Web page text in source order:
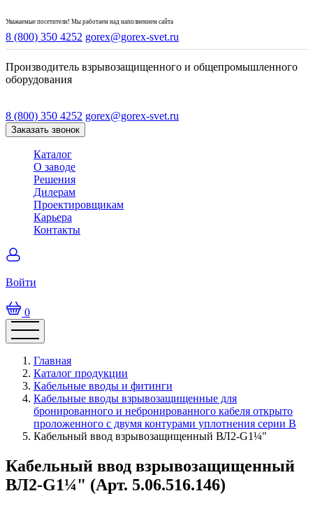
Уважаемые посетители! Мы работаем над наполнением сайта
8 (800) 350 4252 gorex@gorex-svet.ru
Производитель взрывозащищенного и общепромышленного
оборудования
8 (800) 350 4252 gorex@gorex-svet.ru
Заказать звонок
Каталог
О заводе
Решения
Дилерам
Проектировщикам
Карьера
Контакты
Войти
0
Главная
Каталог продукции
Кабельные вводы и фитинги
Кабельные вводы взрывозащищенные для
бронированного и небронированного кабеля открыто
проложенного с двумя контурами уплотнения серии В
Кабельный ввод взрывозащищенный ВЛ2-G1¼"
Кабельный ввод взрывозащищенный
ВЛ2-G1¼" (Арт. 5.06.516.146)